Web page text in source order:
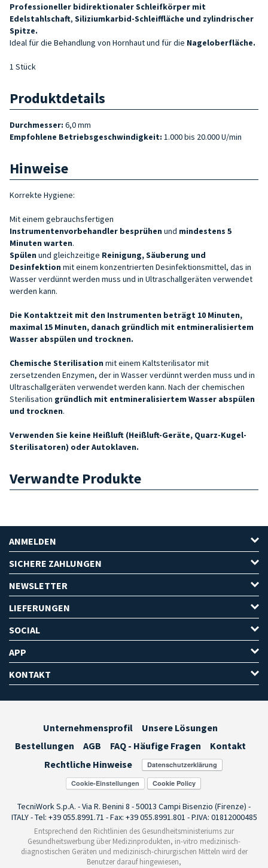
Professioneller bidirektionaler Schleifkörper mit
Edelstahlschaft, Siliziumkarbid-Schleiffläche und zylindrischer
Spitze.
Ideal für die Behandlung von Hornhaut und für die Nageloberfläche.
1 Stück
Produktdetails
Durchmesser: 6,0 mm
Empfohlene Betriebsgeschwindigkeit: 1.000 bis 20.000 U/min
Hinweise
Korrekte Hygiene:
Mit einem gebrauchsfertigen
Instrumentenvorbehandler besprühen und mindestens 5
Minuten warten.
Spülen und gleichzeitige Reinigung, Säuberung und
Desinfektion mit einem konzentrierten Desinfektionsmittel, das in
Wasser verdünnt werden muss und in Ultraschallgeräten verwendet
werden kann.
Die Kontaktzeit mit den Instrumenten beträgt 10 Minuten,
maximal 15 Minuten, danach gründlich mit entmineralisiertem
Wasser abspülen und trocknen.
Chemische Sterilisation mit einem Kaltsterilisator mit
zersetzenden Enzymen, der in Wasser verdünnt werden muss und in
Ultraschallgeräten verwendet werden kann. Nach der chemischen
Sterilisation gründlich mit entmineralisiertem Wasser abspülen
und trocknen.
Verwenden Sie keine Heißluft (Heißluft-Geräte, Quarz-Kugel-
Sterilisatoren) oder Autoklaven.
Verwandte Produkte
ANMELDEN
SICHERE ZAHLUNGEN
NEWSLETTER
LIEFERUNGEN
SOCIAL
APP
KONTAKT
Unternehmensprofil
Unsere Lösungen
Bestellungen
AGB FAQ - Häufige Fragen
Kontakt
Rechtliche Hinweise
Cookie-Einstellungen
TecniWork S.p.A. - Via R. Benini 8 - 50013 Campi Bisenzio (Firenze) -
ITALY - Tel: +39 055.8991.71 - Fax: +39 055.8991.801 - P.IVA: 01812000485
Entsprechend den Richtlinien des Gesundheitsministeriums zur
Gesundheitswerbung über Medizinprodukten, in-vitro medizinisch-
diagnostischen Geräten und medizinisch-chirurgischen Mitteln wird der
Benutzer darauf hingewiesen,